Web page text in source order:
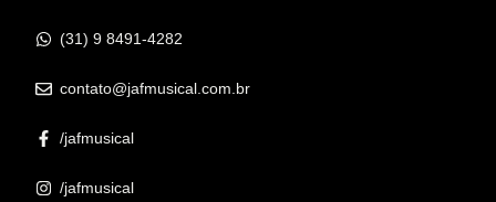
(31) 9 8491-4282
contato@jafmusical.com.br
/jafmusical
/jafmusical